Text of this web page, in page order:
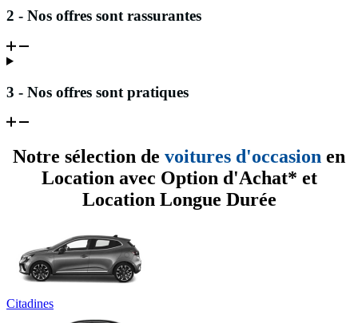
2 - Nos offres sont rassurantes
3 - Nos offres sont pratiques
Notre sélection de voitures d'occasion en
Location avec Option d'Achat* et
Location Longue Durée
Citadines